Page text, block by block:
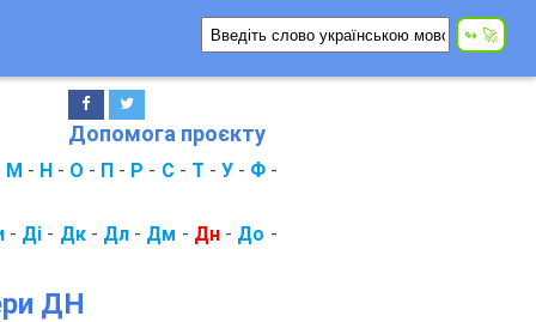
Допомога проєкту
М - Н - О - П - Р - С - Т - У- Ф-
- Ді - Дк- Дл- Дм - Дн- До -
ДН